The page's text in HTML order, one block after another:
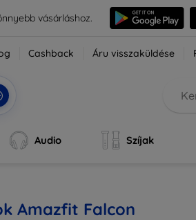
vásárláshoz.
Cashback Áru visszaküldése
Audio Szíjak
Amazfit Falcon